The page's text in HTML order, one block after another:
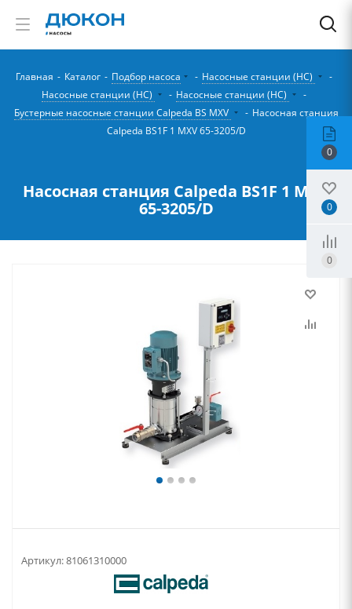
Главная - Каталог - Подбор насоса - Насосные станции (НС)
-
Насосные станции (НС)
- Насосные станции (НС)
-
Бустерные насосные станции Calpeda BS MXV
- Насосная станция
Calpeda BS1F 1 MXV 65-3205/D
Насосная станция Calpeda BS1F 1 MXV
65-3205/D
Артикул:81061310000
0
0
0